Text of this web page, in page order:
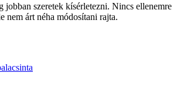
jobban szeretek kísérletezni. Nincs ellenemre
nem árt néha módosítani rajta.